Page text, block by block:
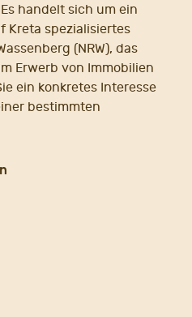
handelt sich um ein
Kreta spezialisiertes
(NRW), das
Erwerb von Immobilien
ein konkretes Interesse
bestimmten